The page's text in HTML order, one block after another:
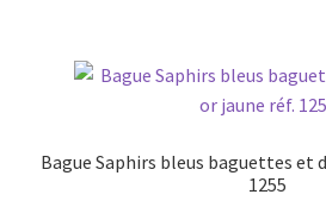
Bague Saphirs bleus baguettes et
1255